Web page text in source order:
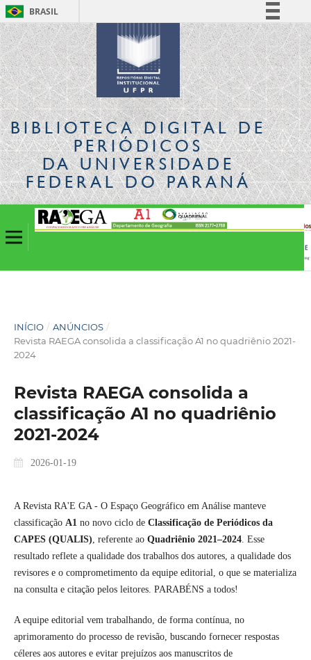
BRASIL
Simplifique!
Comunica BR
Participe
Acesso à informação
Legislação
Canais
BIBLIOTECA DIGITALDE
PERIÓDICOS
DA UNIVERSIDADE
FEDERAL DO PARANÁ
INÍCIO / ANÚNCIOS /
Revista RAEGA consolida a classificação A1 no quadriênio 2021-
2024
Revista RAEGA consolida a
classificação A1 no quadriênio
2021-2024
2026-01-19
A Revista RA'E GA - O Espaço Geográfico em Análise manteve
classificação A1 no novo ciclo deClassificação de Periódicos da
CAPES (QUALIS) , referente ao Quadriênio 2021–2024. Esse
resultado reflete a qualidade dos trabalhos dos autores, a qualidade dos
revisores e o comprometimento da equipe editorial, o que se materializa
na consulta e citação pelos leitores. PARABÉNS a todos!
A equipe editorial vem trabalhando, de forma contínua, no
aprimoramento do processo de revisão, buscando fornecer respostas
céleres aos autores e evitar prejuízos aos manuscritos de